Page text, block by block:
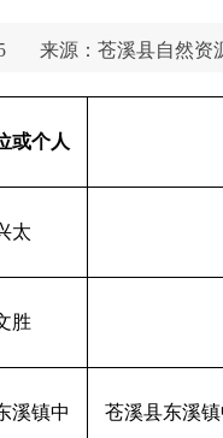
来源：苍溪县自然资
或个人
太
胜
溪镇中
苍溪县东溪